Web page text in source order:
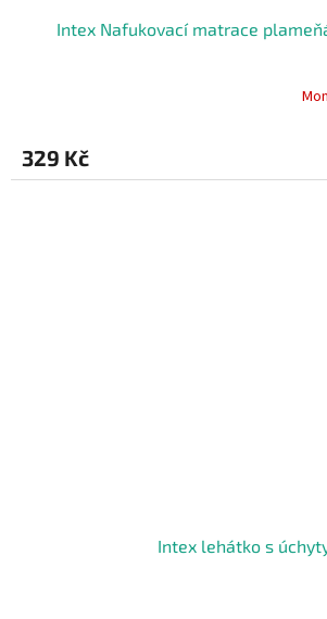
Intex Nafukovací matrace
329 Kč
Intex lehátko s